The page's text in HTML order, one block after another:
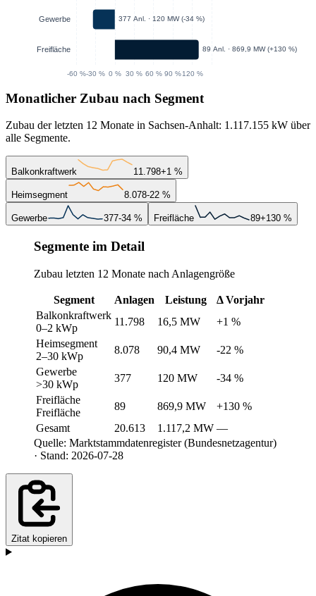
Monatlicher Zubau nach Segment
Zubau der letzten 12 Monate in Sachsen-Anhalt: 1.117.155 kW über
alle Segmente.
Balkonkraftwerk 11.798+1 %
Heimsegment 8.078-22 %
Gewerbe 377-34 % Freifläche 89+130 %
Segmente im Detail
Zubau letzten 12 Monate nach Anlagengröße
Segment Anlagen Leistung
Δ Vorjahr
Balkonkraftwerk
0–2 kWp
11.798 16,5 MW
+1 %
Heimsegment
2–30 kWp
8.078 90,4 MW
-22 %
Gewerbe
>30 kWp
377 120 MW
-34 %
Freifläche
Freifläche
89 869,9 MW
+130 %
Gesamt
20.613 1.117,2 MW —
Quelle: Marktstammdatenregister (Bundesnetzagentur)
· Stand: 2026-07-28
Zitat kopieren